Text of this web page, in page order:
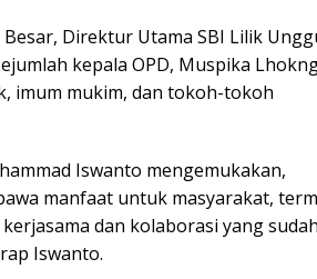
Direktur Utama SBI Lilik
kepala OPD, Muspika
imum mukim, dan tokoh-tokoh
Iswanto mengemukakan,
manfaat untuk masyarakat,
dan kolaborasi yang sudah
Iswanto.